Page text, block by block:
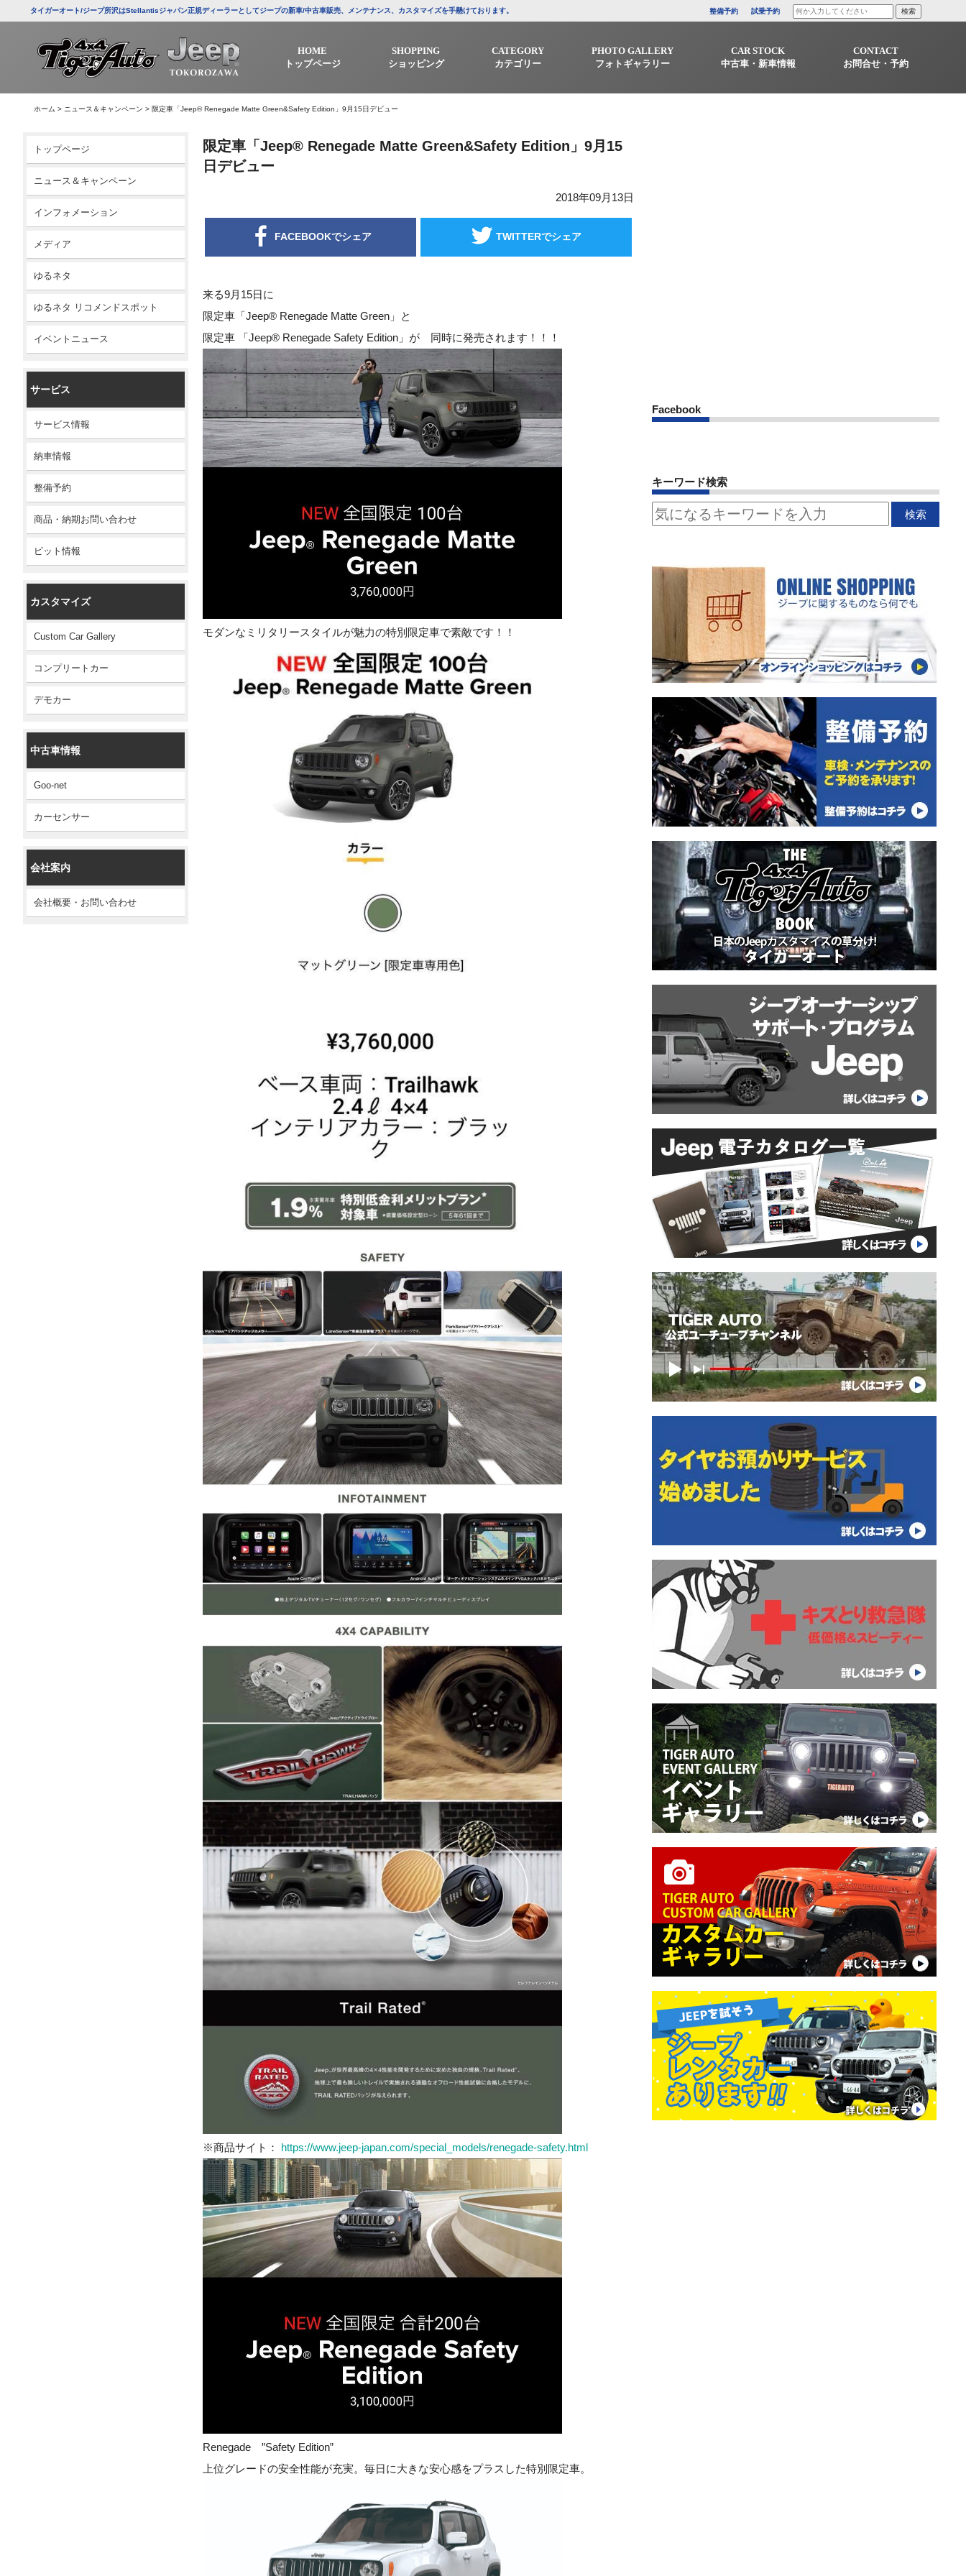
タイガーオート/ジープ所沢はStellantisジャパン正規ディーラーとしてジープの新車/中古車販売、メンテナンス、カスタマイズを手懸けております。 整備予約 試乗予約
HOME
トップページ
SHOPPING
ショッピング
CATEGORY
カテゴリー
PHOTO GALLERY
フォトギャラリー
CAR STOCK
中古車・新車情報
CONTACT
お問合せ・予約
ホーム > ニュース＆キャンペーン > 限定車「Jeep® Renegade Matte Green&Safety Edition」9月15日デビュー
トップページ
ニュース＆キャンペーン
インフォメーション
メディア
ゆるネタ
ゆるネタ リコメンドスポット
イベントニュース
サービス
サービス情報
納車情報
整備予約
商品・納期お問い合わせ
ピット情報
カスタマイズ
Custom Car Gallery
コンプリートカー
デモカー
中古車情報
Goo-net
カーセンサー
会社案内
会社概要・お問い合わせ
限定車「Jeep® Renegade Matte Green&Safety Edition」9月15
日デビュー
2018年09月13日
FACEBOOKでシェア TWITTERでシェア
来る9月15日に
限定車「Jeep® Renegade Matte Green」と
限定車 「Jeep® Renegade Safety Edition」が 同時に発売されます！！！
モダンなミリタリースタイルが魅力の特別限定車で素敵です！！
※商品サイト： https://www.jeep-japan.com/special_models/renegade-safety.html
Renegade ”Safety Edition”
上位グレードの安全性能が充実。毎日に大きな安心感をプラスした特別限定車。
Facebook
キーワード検索